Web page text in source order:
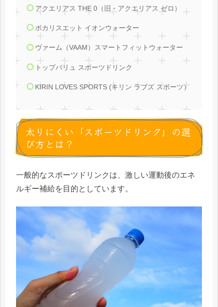
アクエリアス THE 0（旧・アクエリアス ゼロ）
ポカリスエット イオンウォーター
ヴァーム（VAAM）スマートフィットウォーター
トップバリュ スポーツドリンク
KIRIN LOVES SPORTS (キリン ラブズ スポーツ）
太りにくい「スポーツドリンク」の選
び方とは？
一般的なスポーツドリンクは、激しい運動後のエネ
ルギー補給を目的としています。